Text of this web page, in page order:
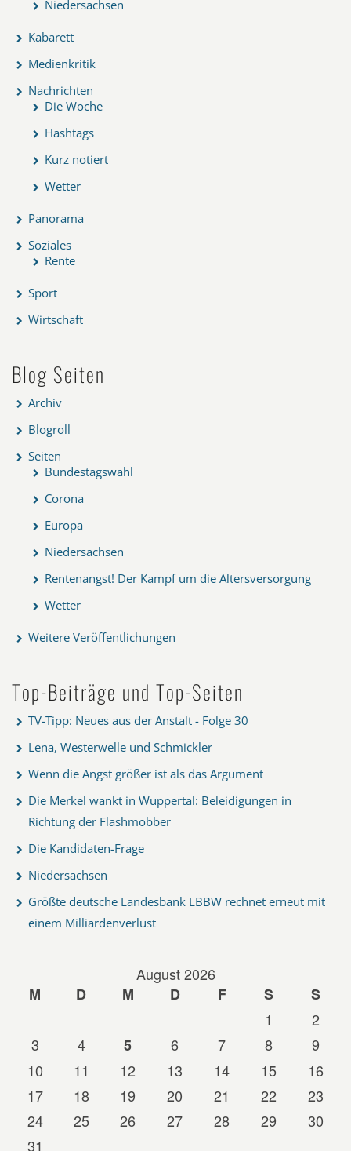
Niedersachsen
Kabarett
Medienkritik
Nachrichten
Die Woche
Hashtags
Kurz notiert
Wetter
Panorama
Soziales
Rente
Sport
Wirtschaft
Blog Seiten
Archiv
Blogroll
Seiten
Bundestagswahl
Corona
Europa
Niedersachsen
Rentenangst! Der Kampf um die Altersversorgung
Wetter
Weitere Veröffentlichungen
Top-Beiträge und Top-Seiten
TV-Tipp: Neues aus der Anstalt - Folge 30
Lena, Westerwelle und Schmickler
Wenn die Angst größer ist als das Argument
Die Merkel wankt in Wuppertal: Beleidigungen in
Richtung der Flashmobber
Die Kandidaten-Frage
Niedersachsen
Größte deutsche Landesbank LBBW rechnet erneut mit
einem Milliardenverlust
August 2026
M
D M D F S
S
1
2
3
4 5 6 7 8
9
10
11 12 13 14 15
16
17
18 19 20 21 22
23
24
25 26 27 28 29
30
31